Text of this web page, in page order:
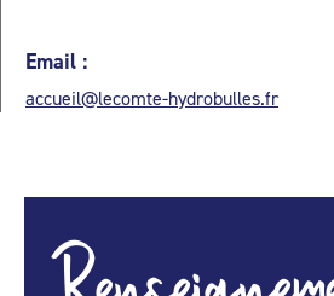
Email :
accueil@lecomte-hydrobulles.fr